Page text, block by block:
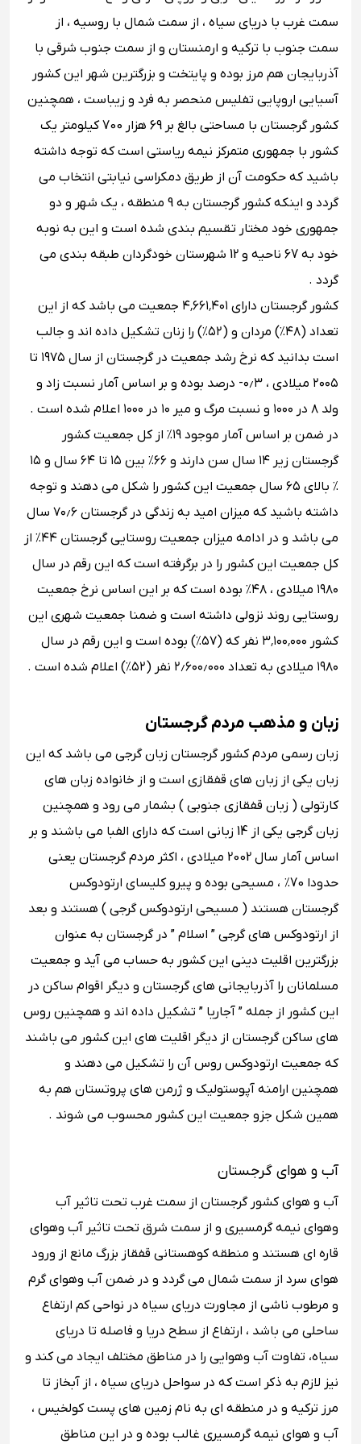
سمت غرب با دریای سیاه ، از سمت شمال با روسیه ، از
سمت جنوب با ترکیه و ارمنستان و از سمت جنوب شرقی با
آذربایجان هم مرز بوده و پایتخت و بزرگترین شهر این کشور
آسیایی اروپایی تفلیس منحصر به فرد و زیباست ، همچنین
کشور گرجستان با مساحتی بالغ بر 69 هزار 700 کیلومتر یک
کشور با جمهوری متمرکز نیمه ریاستی است که توجه داشته
باشید که حکومت آن از طریق دمکراسی نیابتی انتخاب می
گردد و اینکه کشور گرجستان به 9 منطقه ، یک شهر و دو
جمهوری خود مختار تقسیم بندی شده است و این به نوبه
خود به 67 ناحیه و 12 شهرستان خودگردان طبقه بندی می
گردد .
کشور گرجستان دارای ۴٬۶۶۱٬۴۰۱ جمعیت می باشد که از این
تعداد (۴۸٪) مردان و (۵۲٪) را زنان تشکیل داده اند و جالب
است بدانید که نرخ رشد جمعیت در گرجستان از سال ۱۹۷۵ تا
۲۰۰۵ میلادی ، ۰٫۳- درصد بوده و بر اساس آمار نسبت زاد و
ولد ۸ در ۱۰۰۰ و نسبت مرگ و میر ۱۰ در ۱۰۰۰ اعلام شده است .
در ضمن بر اساس آمار موجود ۱۹٪ از کل جمعیت کشور
گرجستان زیر ۱۴ سال سن دارند و ۶۶٪ بین ۱۵ تا ۶۴ سال و ۱۵
٪ بالای ۶۵ سال جمعیت این کشور را شکل می دهند و توجه
داشته باشید که میزان امید به زندگی در گرجستان ۷۰٫۶ سال
می باشد و در ادامه میزان جمعیت روستایی گرجستان ۴۴٪ از
کل جمعیت این کشور را در برگرفته است که این رقم در سال
۱۹۸۰ میلادی ، ۴۸٪ بوده ‌است که بر این اساس نرخ جمعیت
روستایی روند نزولی داشته ‌است و ضمنا جمعیت شهری این
کشور ۳٬۱۰۰٬۰۰۰ نفر که (۵۷٪) بوده ‌است و این رقم در سال
۱۹۸۰ میلادی به تعداد ۲٫۶۰۰٫۰۰۰ نفر (۵۲٪) اعلام شده است .
زبان و مذهب مردم گرجستان
زبان رسمی مردم کشور گرجستان زبان گرجی می باشد که این
زبان یکی از زبان های قفقازی است و از خانواده زبان های
کارتولی ( زبان قفقازی جنوبی ) بشمار می رود و همچنین
زبان گرجی یکی از 14 زبانی است که دارای الفبا می باشند و بر
اساس آمار سال 2002 میلادی ، اکثر مردم گرجستان یعنی
حدودا 70٪ ، مسیحی بوده و پیرو کلیسای ارتودوکس
گرجستان هستند ( مسیحی ارتودوکس گرجی ) هستند و بعد
از ارتودوکس ‌های گرجی ” اسلام ” در گرجستان به عنوان
بزرگترین اقلیت دینی این کشور به حساب می آید و جمعیت
مسلمانان را آذربایجانی ‌های گرجستان و دیگر اقوام ساکن در
این کشور از جمله ” آجاریا ” تشکیل داده اند و همچنین روس
‌های ساکن گرجستان از دیگر اقلیت ‌های این کشور می باشند
که جمعیت ارتودوکس روس آن را تشکیل می ‌دهند و
همچنین ارامنه آپوستولیک و ژرمن ‌های پروتستان هم به
همین شکل جزو جمعیت این کشور محسوب می شوند .
آب و هوای گرجستان
آب‌ و هوای کشور گرجستان از سمت غرب تحت تاثیر آب
‌و‌هوای نیمه‌ گرمسیری و از سمت شرق تحت تاثیر آب ‌و‌هوای
قاره ‌ای هستند و منطقه‌ کوهستانی قفقاز بزرگ مانع از ورود
هوای سرد از سمت شمال می گردد و در ضمن آب ‌و‌هوای گرم
و مرطوب ناشی از مجاورت دریای سیاه در نواحی کم ‌ارتفاع
ساحلی می باشد ، ارتفاع از سطح دریا و فاصله تا دریای
سیاه، تفاوت آب‌ و‌هوایی را در مناطق مختلف ایجاد می ‌کند و
نیز لازم به ذکر است که در سواحل دریای سیاه ، از آبخاز تا
مرز ترکیه و در منطقه ‌ای به نام زمین ‌های پست کولخیس ،
آب ‌و‌ هوای نیمه‌ گرمسیری غالب بوده و در این مناطق